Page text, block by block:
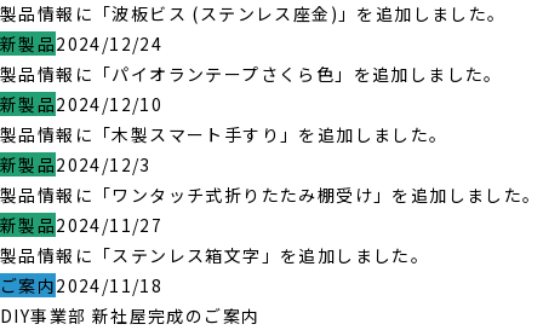
製品情報に「波板ビス (ステンレス座金)」を追加しました。
新製品2024/12/24
製品情報に「パイオランテープさくら色」を追加しました。
新製品2024/12/10
製品情報に「木製スマート手すり」を追加しました。
新製品2024/12/3
製品情報に「ワンタッチ式折りたたみ棚受け」を追加しました。
新製品2024/11/27
製品情報に「ステンレス箱文字」を追加しました。
ご案内2024/11/18
DIY事業部 新社屋完成のご案内